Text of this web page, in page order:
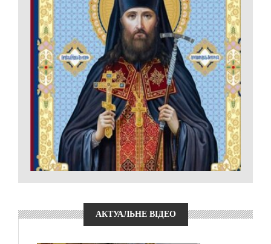
АКТУАЛЬНЕ ВІДЕО